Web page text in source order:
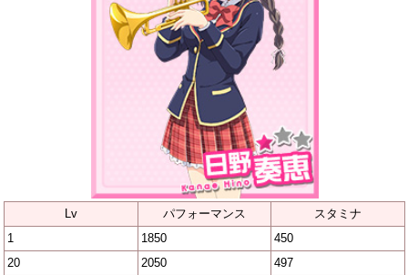
Lv パフォーマンス
スタミナ
1
1850
450
20
2050
497